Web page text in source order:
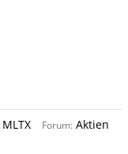
MLTX Forum: Aktien